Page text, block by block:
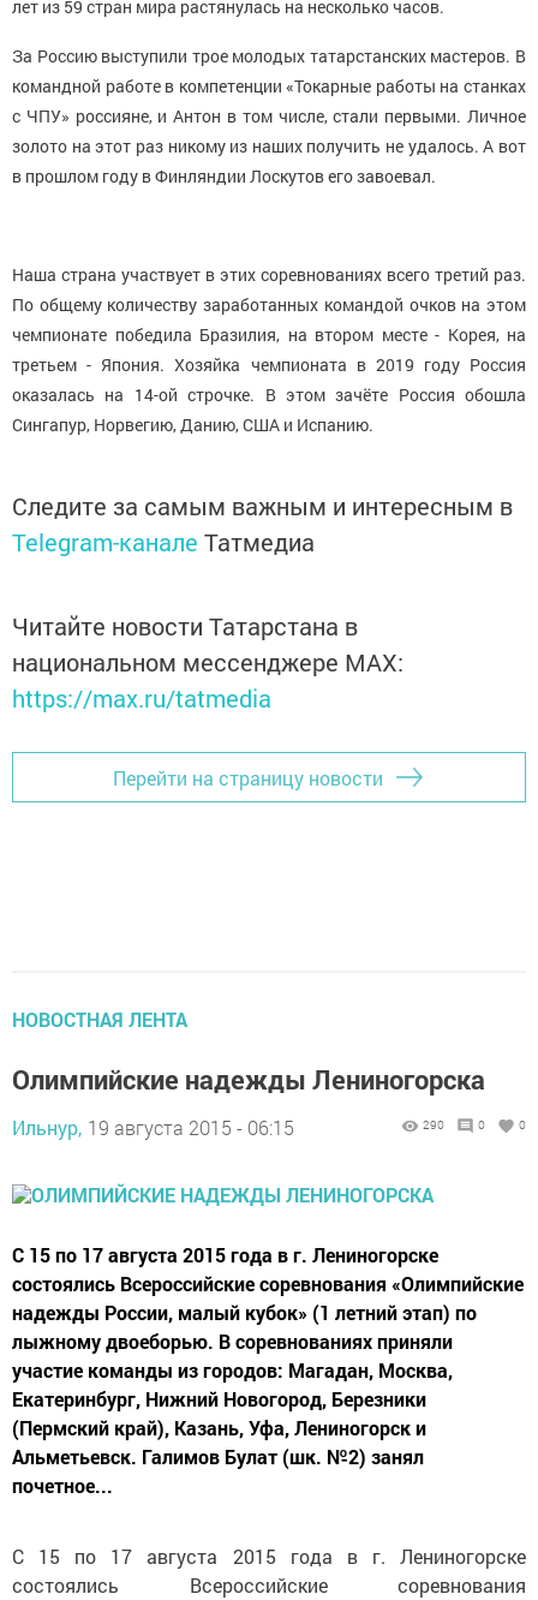
лет из 59 стран мира растянулась на несколько часов.
За Россию выступили трое молодых татарстанских мастеров. В
командной работе в компетенции «Токарные работы на станках
с ЧПУ» россияне, и Антон в том числе, стали первыми. Личное
золото на этот раз никому из наших получить не удалось. А вот
в прошлом году в Финляндии Лоскутов его завоевал.
Наша страна участвует в этих соревнованиях всего третий раз.
По общему количеству заработанных командой очков на этом
чемпионате победила Бразилия, на втором месте - Корея, на
третьем - Япония. Хозяйка чемпионата в 2019 году Россия
оказалась на 14-ой строчке. В этом зачёте Россия обошла
Сингапур, Норвегию, Данию, США и Испанию.
Следите за самым важным и интересным в
Telegram-канале Татмедиа
Читайте новости Татарстана в
национальном мессенджере MАХ:
https://max.ru/tatmedia
Перейти на страницу новости
НОВОСТНАЯ ЛЕНТА
Олимпийские надежды Лениногорска
Ильнур, 19 августа 2015 - 06:15 290 0 0
С 15 по 17 августа 2015 года в г. Лениногорске
состоялись Всероссийские соревнования «Олимпийские
надежды России, малый кубок» (1 летний этап) по
лыжному двоеборью. В соревнованиях приняли
участие команды из городов: Магадан, Москва,
Екатеринбург, Нижний Новогород, Березники
(Пермский край), Казань, Уфа, Лениногорск и
Альметьевск. Галимов Булат (шк. №2) занял
почетное...
С 15 по 17 августа 2015 года в г. Лениногорске
состоялись Всероссийские соревнования